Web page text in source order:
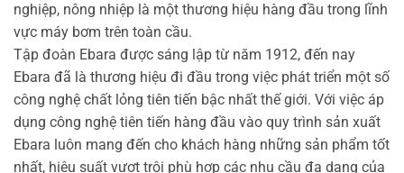
nghiệp, nông nhiệp là một thương hiệu hàng đầu trong lĩnh
vực máy bơm trên toàn cầu.
Tập đoàn Ebara được sáng lập từ năm 1912, đến nay
Ebara đã là thương hiệu đi đầu trong việc phát triển một số
công nghệ chất lỏng tiên tiến bậc nhất thế giới. Với việc áp
dụng công nghệ tiên tiến hàng đầu vào quy trình sản xuất
Ebara luôn mang đến cho khách hàng những sản phẩm tốt
nhất, hiệu suất vượt trội phù hợp các nhu cầu đa dạng của